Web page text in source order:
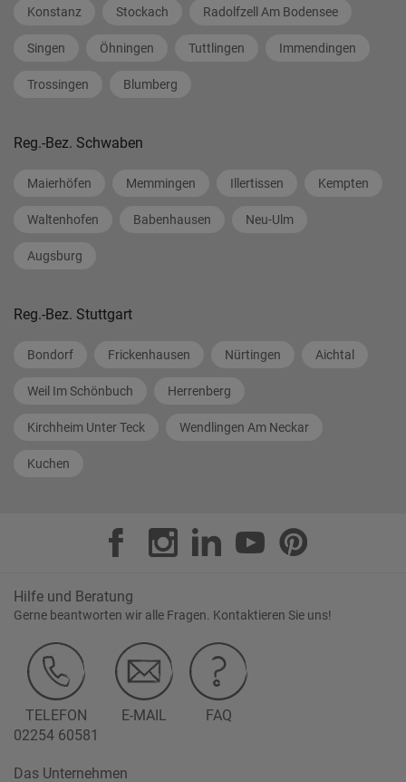
Konstanz Stockach Radolfzell Am Bodensee
Singen Öhningen Tuttlingen Immendingen
Trossingen Blumberg
Reg.-Bez. Schwaben
Maierhöfen Memmingen Illertissen Kempten
Waltenhofen Babenhausen Neu-Ulm
Augsburg
Reg.-Bez. Stuttgart
Bondorf Frickenhausen Nürtingen Aichtal
Weil Im Schönbuch Herrenberg
Kirchheim Unter Teck Wendlingen Am Neckar
Kuchen
Hilfe und Beratung
Gerne beantworten wir alle Fragen. Kontaktieren Sie uns!
TELEFON
02254 60581
E-MAIL FAQ
Das Unternehmen